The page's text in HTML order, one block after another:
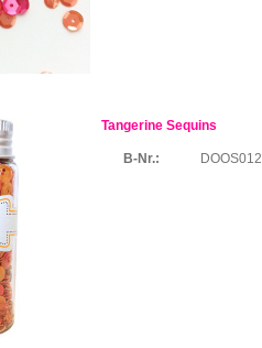
Tangerine Sequins
B-Nr.: DOOS012